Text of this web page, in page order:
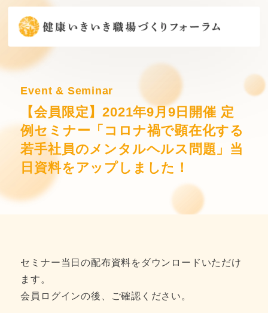
Event & Seminar
【会員限定】2021年9月9日開催 定
例セミナー「コロナ禍で顕在化する
若手社員のメンタルヘルス問題」当
日資料をアップしました！
セミナー当日の配布資料をダウンロードいただけ
ます。
会員ログインの後、ご確認ください。